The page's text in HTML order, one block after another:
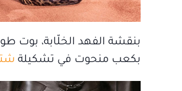
بنقشة الفهد الخلّابة، بوت
بكعب منحوت في تشكيلة شتاء